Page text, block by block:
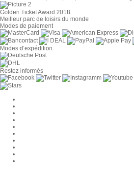
Golden Ticket Award 2018
Meilleur parc de loisirs du monde
Modes de paiement
Modes d’expédition
Restez informés